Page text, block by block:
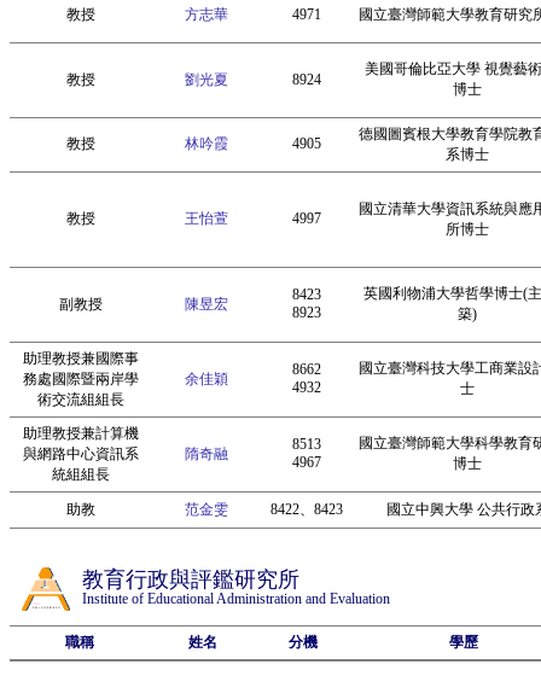
教授 方志華 4971 國立臺灣師範大學教育研究
教授 劉光夏 8924
美國哥倫比亞大學 視覺藝
博士
教授 林吟霞 4905
德國圖賓根大學教育學院教
系博士
教授 王怡萱 4997
國立清華大學資訊系統與應
所博士
副教授 陳昱宏
8423
8923
英國利物浦大學哲學博士(
築)
助理教授兼國際事
務處國際暨兩岸學
術交流組組長
余佳穎
8662
4932
國立臺灣科技大學工商業設
士
助理教授兼計算機
與網路中心資訊系
統組組長
隋奇融
8513
4967
國立臺灣師範大學科學教育
博士
助教 范金雯 8422、8423 國立中興大學 公共行政
教育行政與評鑑研究所
Institute of Educational Administration and Evaluation
職稱 姓名 分機 學歷